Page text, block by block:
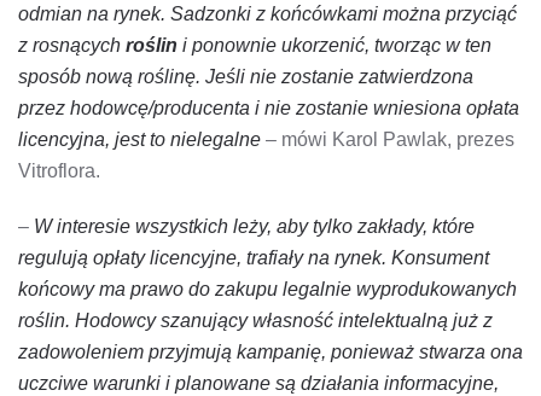
odmian na rynek. Sadzonki z końcówkami można przyciąć
z rosnących roślin i ponownie ukorzenić, tworząc w ten
sposób nową roślinę. Jeśli nie zostanie zatwierdzona
przez hodowcę/producenta i nie zostanie wniesiona opłata
licencyjna, jest to nielegalne – mówi Karol Pawlak, prezes
Vitroflora.
– W interesie wszystkich leży, aby tylko zakłady, które
regulują opłaty licencyjne, trafiały na rynek. Konsument
końcowy ma prawo do zakupu legalnie wyprodukowanych
roślin. Hodowcy szanujący własność intelektualną już z
zadowoleniem przyjmują kampanię, ponieważ stwarza ona
uczciwe warunki i planowane są działania informacyjne,